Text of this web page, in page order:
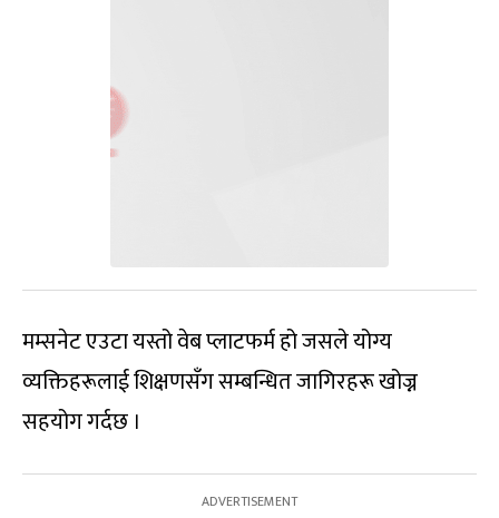
मम्सनेट एउटा यस्तो वेब प्लाटफर्म हो जसले योग्य
व्यक्तिहरूलाई शिक्षणसँग सम्बन्धित जागिरहरू खोज्न
सहयोग गर्दछ ।